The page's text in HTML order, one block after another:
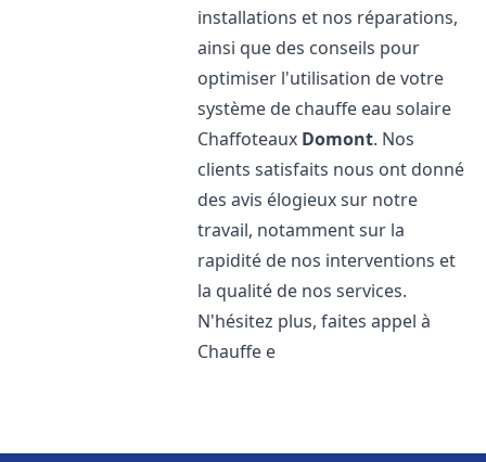
installations et nos réparations,
ainsi que des conseils pour
optimiser l'utilisation de votre
système de chauffe eau solaire
Chaffoteaux Domont. Nos
clients satisfaits nous ont donné
des avis élogieux sur notre
travail, notamment sur la
rapidité de nos interventions et
la qualité de nos services.
N'hésitez plus, faites appel à
Chauffe e